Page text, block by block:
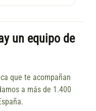
un equipo de
que te acompañan
a más de 1.400